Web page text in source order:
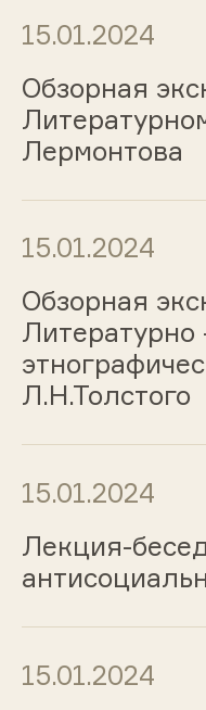
15.01.2024
Обзорная
Лермонтова
15.01.2024
Обзорная
Литературно
Л.Н.Толстого
15.01.2024
Лекция-
15.01.2024